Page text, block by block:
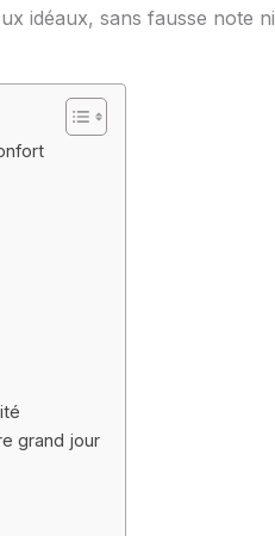
idéaux, sans fausse note ni
grand jour